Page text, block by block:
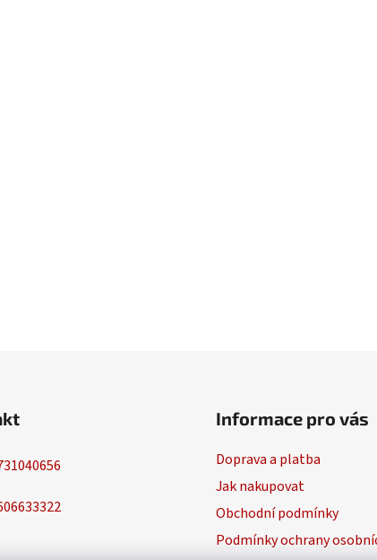
Informace pro vás
Doprava a platba
Jak nakupovat
Obchodní podmínky
Podmínky ochrany